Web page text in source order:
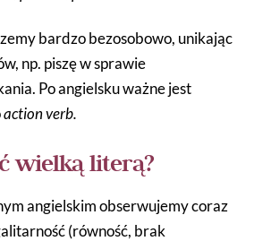
bardzo bezosobowo, unikając
np. piszę w sprawie
Po angielsku ważne jest
action verb.
wielką literą?
angielskim obserwujemy coraz
(równość, brak